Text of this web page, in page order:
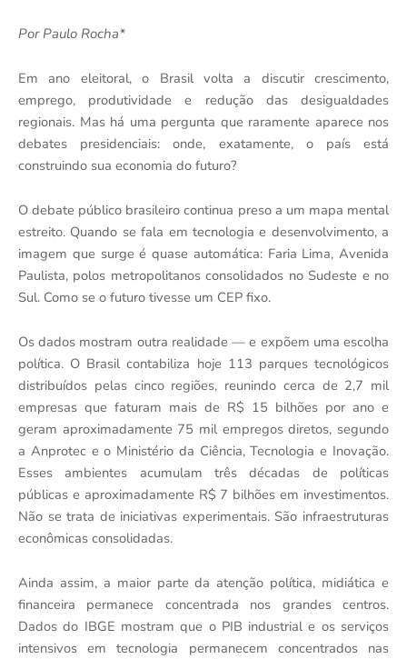
Por Paulo Rocha*
Em ano eleitoral, o Brasil volta a discutir crescimento,
emprego, produtividade e redução das desigualdades
regionais. Mas há uma pergunta que raramente aparece nos
debates presidenciais: onde, exatamente, o país está
construindo sua economia do futuro?
O debate público brasileiro continua preso a um mapa mental
estreito. Quando se fala em tecnologia e desenvolvimento, a
imagem que surge é quase automática: Faria Lima, Avenida
Paulista, polos metropolitanos consolidados no Sudeste e no
Sul. Como se o futuro tivesse um CEP fixo.
Os dados mostram outra realidade — e expõem uma escolha
política. O Brasil contabiliza hoje 113 parques tecnológicos
distribuídos pelas cinco regiões, reunindo cerca de 2,7 mil
empresas que faturam mais de R$ 15 bilhões por ano e
geram aproximadamente 75 mil empregos diretos, segundo
a Anprotec e o Ministério da Ciência, Tecnologia e Inovação.
Esses ambientes acumulam três décadas de políticas
públicas e aproximadamente R$ 7 bilhões em investimentos.
Não se trata de iniciativas experimentais. São infraestruturas
econômicas consolidadas.
Ainda assim, a maior parte da atenção política, midiática e
financeira permanece concentrada nos grandes centros.
Dados do IBGE mostram que o PIB industrial e os serviços
intensivos em tecnologia permanecem concentrados nas